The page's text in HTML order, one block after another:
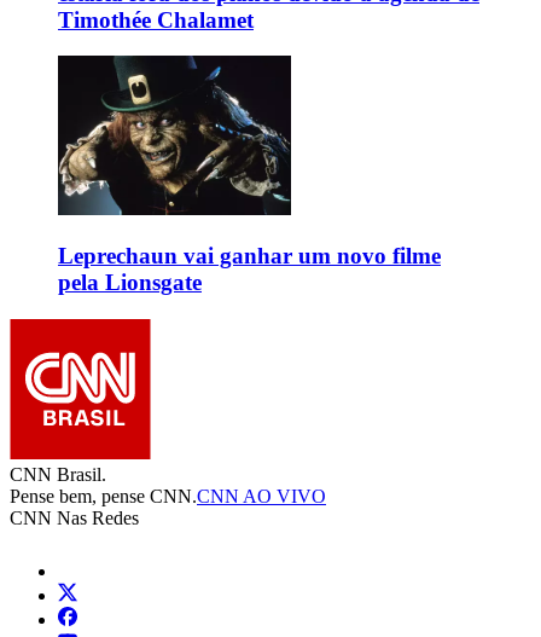
Timothée Chalamet
Leprechaun vai ganhar um novo filme
pela Lionsgate
CNN Brasil.
Pense bem, pense CNN.CNN AO VIVO
CNN Nas Redes